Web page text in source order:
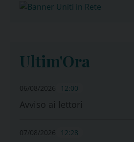
Ultim'Ora
06/08/2026 12:00
Avviso ai lettori
07/08/2026 12:28